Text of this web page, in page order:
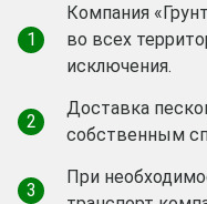
1
Компания
во всех
исключения.
2
Доставка
собственным
3
При